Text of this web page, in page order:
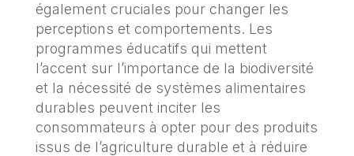
également cruciales pour changer les
perceptions et comportements. Les
programmes éducatifs qui mettent
l’accent sur l’importance de la biodiversité
et la nécessité de systèmes alimentaires
durables peuvent inciter les
consommateurs à opter pour des produits
issus de l’agriculture durable et à réduire